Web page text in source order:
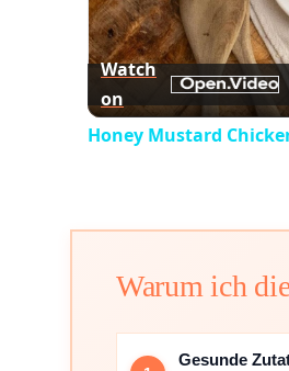
Watch
on
Honey Mustard
Warum ich
Gesunde